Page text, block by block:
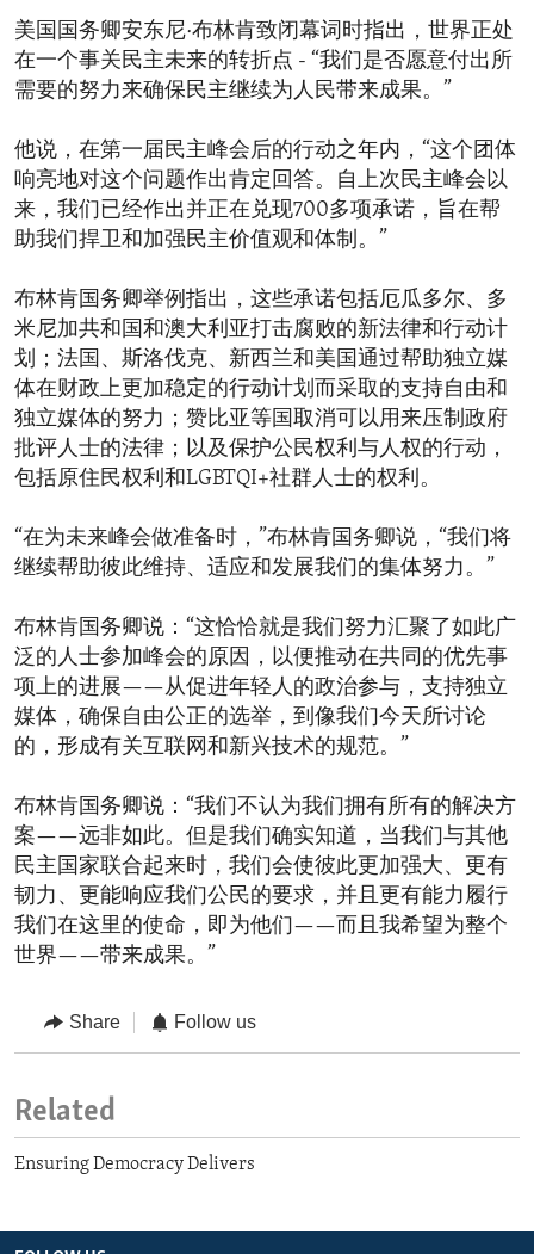
美国国务卿安东尼·布林肯致闭幕词时指出，世界正处
在一个事关民主未来的转折点 - “我们是否愿意付出所
需要的努力来确保民主继续为人民带来成果。”
他说，在第一届民主峰会后的行动之年内，“这个团体
响亮地对这个问题作出肯定回答。自上次民主峰会以
来，我们已经作出并正在兑现700多项承诺，旨在帮
助我们捍卫和加强民主价值观和体制。”
布林肯国务卿举例指出，这些承诺包括厄瓜多尔、多
米尼加共和国和澳大利亚打击腐败的新法律和行动计
划；法国、斯洛伐克、新西兰和美国通过帮助独立媒
体在财政上更加稳定的行动计划而采取的支持自由和
独立媒体的努力；赞比亚等国取消可以用来压制政府
批评人士的法律；以及保护公民权利与人权的行动，
包括原住民权利和LGBTQI+社群人士的权利。
“在为未来峰会做准备时，”布林肯国务卿说，“我们将
继续帮助彼此维持、适应和发展我们的集体努力。”
布林肯国务卿说：“这恰恰就是我们努力汇聚了如此广
泛的人士参加峰会的原因，以便推动在共同的优先事
项上的进展——从促进年轻人的政治参与，支持独立
媒体，确保自由公正的选举，到像我们今天所讨论
的，形成有关互联网和新兴技术的规范。”
布林肯国务卿说：“我们不认为我们拥有所有的解决方
案——远非如此。但是我们确实知道，当我们与其他
民主国家联合起来时，我们会使彼此更加强大、更有
韧力、更能响应我们公民的要求，并且更有能力履行
我们在这里的使命，即为他们——而且我希望为整个
世界——带来成果。”
Share Follow us
Related
Ensuring Democracy Delivers